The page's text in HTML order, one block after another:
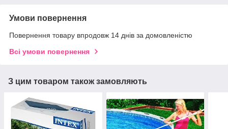
Умови повернення
Повернення товару впродовж 14 днів за домовленістю
Всі умови повернення
З цим товаром також замовляють